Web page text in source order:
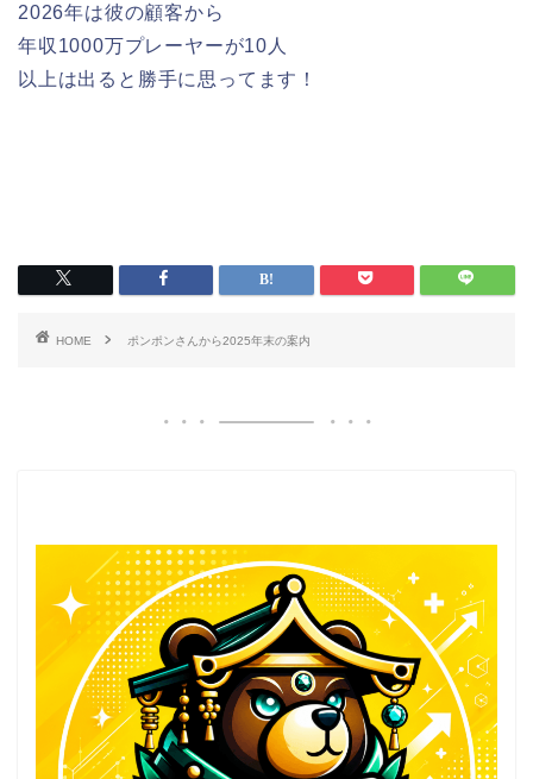
2026年は彼の顧客から
年収1000万プレーヤーが10人
以上は出ると勝手に思ってます！
HOME ポンポンさんから2025年末の案内